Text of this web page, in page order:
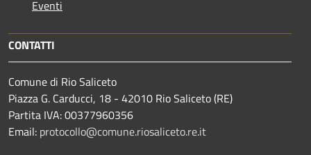
Eventi
CONTATTI
Comune di Rio Saliceto
Piazza G. Carducci, 18 - 42010 Rio Saliceto (RE)
Partita IVA: 00377960356
Email: protocollo@comune.riosaliceto.re.it